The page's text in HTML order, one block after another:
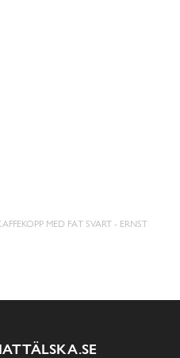
MED FAT SVART - ERNST